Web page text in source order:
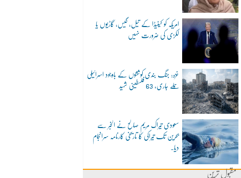
امریکہ کو کینیڈا کے تیل، گیس، گاڑیوں یا
لکڑی کی ضرورت نہیں
غزہ: جنگ بندی کوششوں کے باوجود اسرائیلی
حملے جاری، 63 فلسطینی شہید
سعودی تیراک مریم صالح نے الخبر سے
بحرین تک تیراکی کا تاریخی کارنامہ سرانجام
دیا۔
مقبول ترین